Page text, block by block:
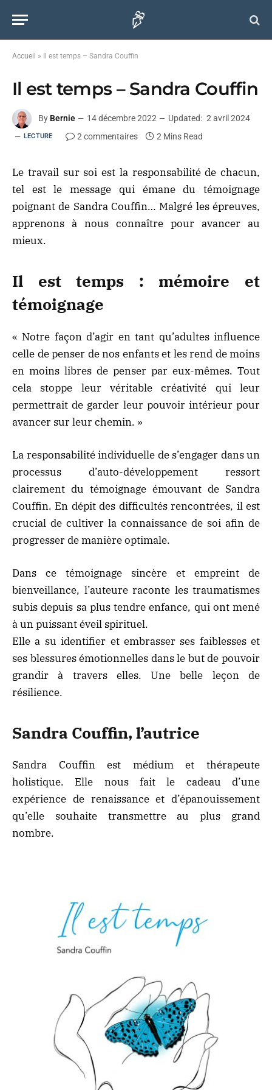
Accueil » Il est temps – Sandra Couffin
Il est temps – Sandra Couffin
By Bernie 14 décembre 2022 Updated: 2 avril 2024
LECTURE 2 commentaires 2 Mins Read
Le travail sur soi est la responsabilité de chacun,
tel est le message qui émane du témoignage
poignant de Sandra Couffin… Malgré les épreuves,
apprenons à nous connaître pour avancer au
mieux.
Il est temps : mémoire et
témoignage
« Notre façon d’agir en tant qu’adultes influence
celle de penser de nos enfants et les rend de moins
en moins libres de penser par eux-mêmes. Tout
cela stoppe leur véritable créativité qui leur
permettrait de garder leur pouvoir intérieur pour
avancer sur leur chemin. »
La responsabilité individuelle de s’engager dans un
processus d’auto-développement ressort
clairement du témoignage émouvant de Sandra
Couffin. En dépit des difficultés rencontrées, il est
crucial de cultiver la connaissance de soi afin de
progresser de manière optimale.
Dans ce témoignage sincère et empreint de
bienveillance, l’auteure raconte les traumatismes
subis depuis sa plus tendre enfance, qui ont mené
à un puissant éveil spirituel.
Elle a su identifier et embrasser ses faiblesses et
ses blessures émotionnelles dans le but de pouvoir
grandir à travers elles. Une belle leçon de
résilience.
Sandra Couffin, l’autrice
Sandra Couffin est médium et thérapeute
holistique. Elle nous fait le cadeau d’une
expérience de renaissance et d’épanouissement
qu’elle souhaite transmettre au plus grand
nombre.